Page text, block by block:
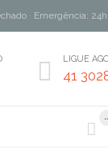
· Emergência:
 LIGUE
41
